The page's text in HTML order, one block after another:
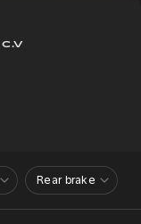
Rear brake